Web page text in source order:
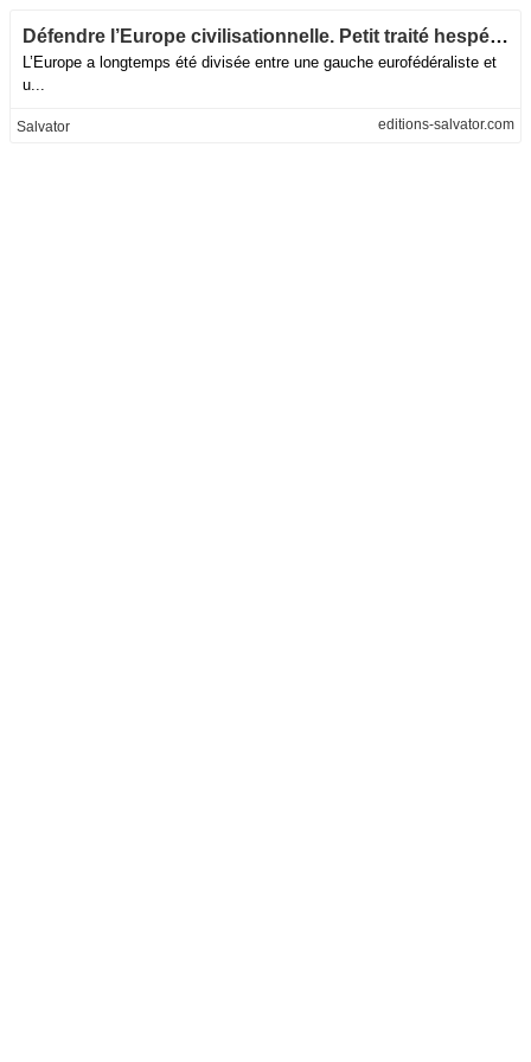
Défendre l’Europe civilisationnelle. Petit traité hespérialiste
L’Europe a longtemps été divisée entre une gauche eurofédéraliste et
u...
Salvator editions-salvator.com